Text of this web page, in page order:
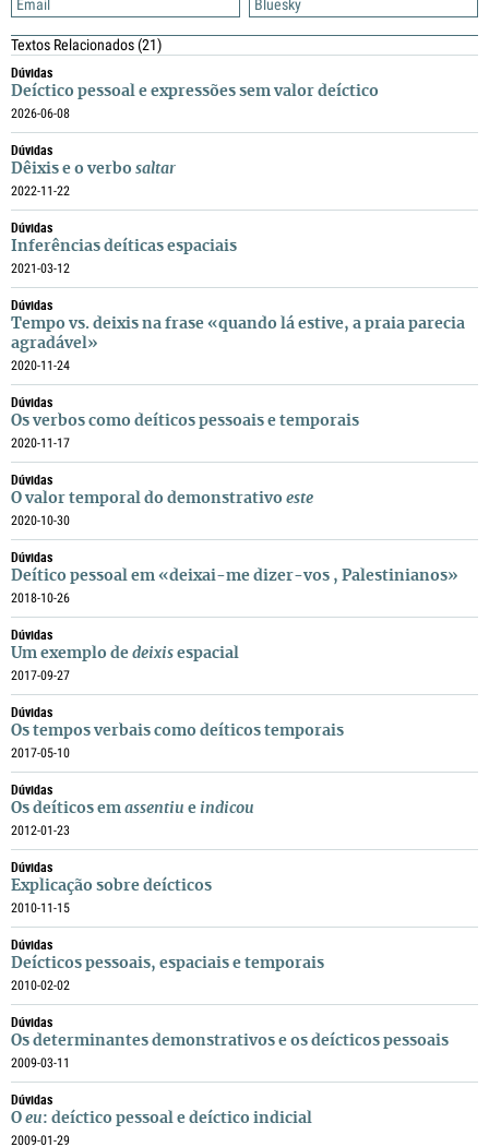
Email
Bluesky
Textos Relacionados(21)
Dúvidas
Deíctico pessoal e expressões sem valor deíctico
2026-06-08
Dúvidas
Dêixis e o verbo saltar
2022-11-22
Dúvidas
Inferências deíticas espaciais
2021-03-12
Dúvidas
Tempo vs. deixis na frase «quando lá estive, a praia parecia
agradável»
2020-11-24
Dúvidas
Os verbos como deíticos pessoais e temporais
2020-11-17
Dúvidas
O valor temporal do demonstrativo este
2020-10-30
Dúvidas
Deítico pessoal em «deixai-me dizer-vos , Palestinianos»
2018-10-26
Dúvidas
Um exemplo de deixis espacial
2017-09-27
Dúvidas
Os tempos verbais como deíticos temporais
2017-05-10
Dúvidas
Os deíticos em assentiu e indicou
2012-01-23
Dúvidas
Explicação sobre deícticos
2010-11-15
Dúvidas
Deícticos pessoais, espaciais e temporais
2010-02-02
Dúvidas
Os determinantes demonstrativos e os deícticos pessoais
2009-03-11
Dúvidas
O eu: deíctico pessoal e deíctico indicial
2009-01-29